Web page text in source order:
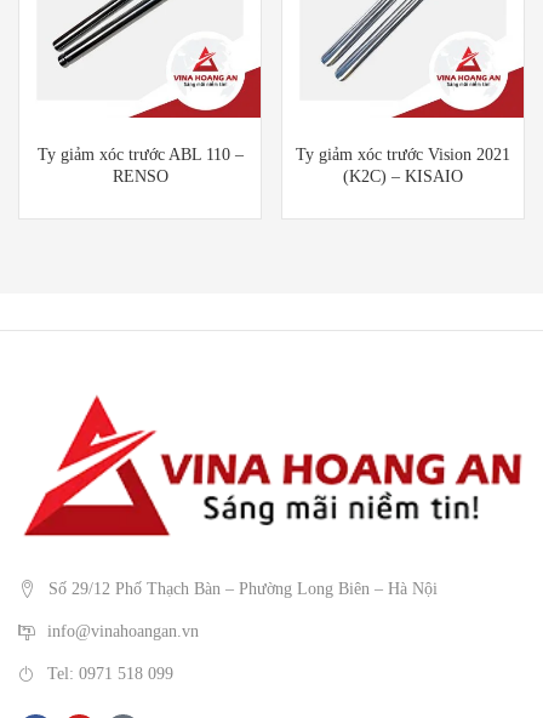
Ty giảm xóc trước ABL 110 –
RENSO
Ty giảm xóc trước Vision 2021
(K2C) – KISAIO
Số 29/12 Phố Thạch Bàn – Phường Long Biên – Hà Nội
info@vinahoangan.vn
Tel: 0971 518 099